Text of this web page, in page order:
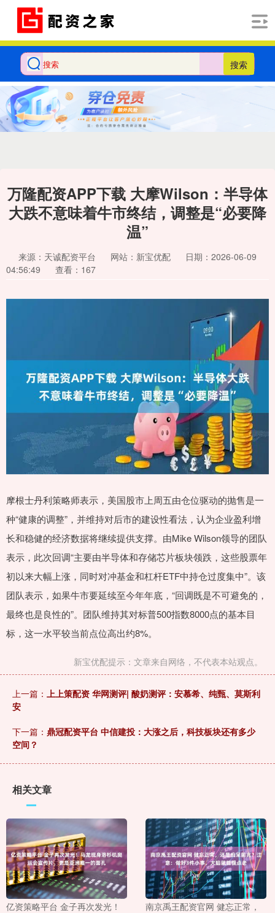
搜索
万隆配资APP下载 大摩Wilson：半导体
大跌不意味着牛市终结，调整是“必要降
温”
来源：天诚配资平台 网站：新宝优配
日期：2026-06-09
04:56:49
查看：167
摩根士丹利策略师表示，美国股市上周五由仓位驱动的抛售是一
种“健康的调整”，并维持对后市的建设性看法，认为企业盈利增
长和稳健的经济数据将继续提供支撑。由Mike Wilson领导的团队
表示，此次回调“主要由半导体和存储芯片板块领跌，这些股票年
初以来大幅上涨，同时对冲基金和杠杆ETF中持仓过度集中”。该
团队表示，如果牛市要延续至今年年底，“回调既是不可避免的，
最终也是良性的”。团队维持其对标普500指数8000点的基本目
标，这一水平较当前点位高出约8%。
新宝优配提示：文章来自网络，不代表本站观点。
上一篇： 上上策配资 华网测评| 酸奶测评：安慕希、纯甄、莫斯利
安
下一篇： 鼎冠配资平台 中信建投：大涨之后，科技板块还有多少
空间？
相关文章
亿资策略平台 金子再次发光！
南京禹王配资官网 健忘正常，